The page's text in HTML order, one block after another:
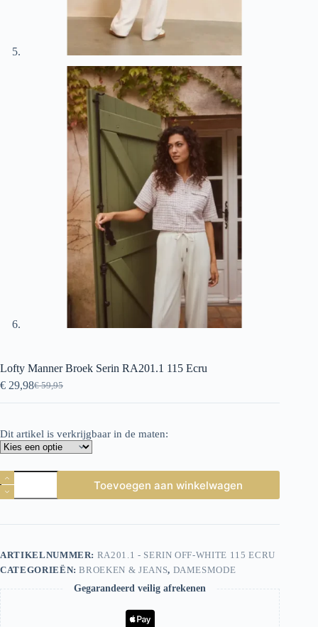
Lofty Manner Broek Serin RA201.1 115 Ecru
€59,95
Oorspronkelijke
prijs
€ 59,95.
€ 29,98Huidige
prijs
€ 29,98.
Dit artikel is verkrijgbaar in de maten:
Lofty
Manner
Broek
RA201.1
aantal
Toevoegen aan winkelwagen
ARTIKELNUMMER: RA201.1 - SERIN OFF-WHITE 115 ECRU
CATEGORIEËN:BROEKEN & JEANS, DAMESMODE
Gegarandeerd veilig afrekenen